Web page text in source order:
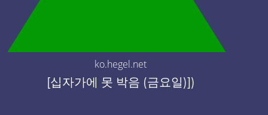
ko.hegel.net
[십자가에 못 박음 (금요일)])